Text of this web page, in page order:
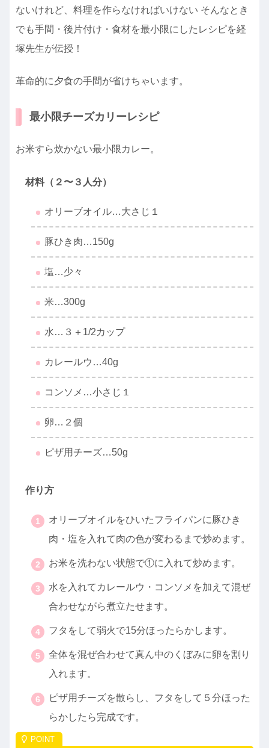
ないけれど、料理を作らなければいけない そんなとき
でも手間・後片付け・食材を最小限にしたレシピを経
塚先生が伝授！
革命的に夕食の手間が省けちゃいます。
最小限チーズカリーレシピ
お米すら炊かない最小限カレー。
材料（２〜３人分）
オリーブオイル…大さじ１
豚ひき肉…150g
塩…少々
米…300g
水…３＋1/2カップ
カレールウ…40g
コンソメ…小さじ１
卵…２個
ピザ用チーズ…50g
作り方
オリーブオイルをひいたフライパンに豚ひき
肉・塩を入れて肉の色が変わるまで炒めます。
お米を洗わない状態で①に入れて炒めます。
水を入れてカレールウ・コンソメを加えて混ぜ
合わせながら煮立たせます。
フタをして弱火で15分ほったらかします。
全体を混ぜ合わせて真ん中のくぼみに卵を割り
入れます。
ピザ用チーズを散らし、フタをして５分ほった
らかしたら完成です。